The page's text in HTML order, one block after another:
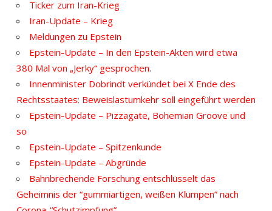
Ticker zum Iran-Krieg
Iran-Update – Krieg
Meldungen zu Epstein
Epstein-Update – In den Epstein-Akten wird etwa
380 Mal von „Jerky“ gesprochen.
Innenminister Dobrindt verkündet bei X Ende des
Rechtsstaates: Beweislastumkehr soll eingeführt werden
Epstein-Update – Pizzagate, Bohemian Groove und
so
Epstein-Update – Spitzenkunde
Epstein-Update – Abgründe
Bahnbrechende Forschung entschlüsselt das
Geheimnis der “gummiartigen, weißen Klumpen” nach